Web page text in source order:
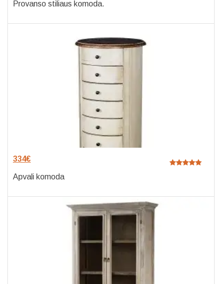
Provanso stiliaus komoda.
334€
Apvali komoda